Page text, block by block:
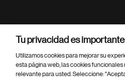
Parte
© 2026 Novartis AG
Tu privacidad es
Utilizamos cookies para mejorar su
esta página web, las cookies
relevante para usted. Seleccione: